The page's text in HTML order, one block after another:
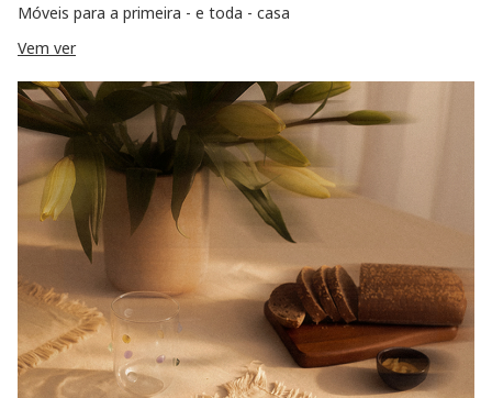
Móveis para a primeira - e toda - casa
Vem ver